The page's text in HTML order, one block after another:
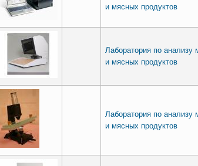
и мясных продуктов
Лаборатория по анализу
и мясных продуктов
Лаборатория по анализу
и мясных продуктов